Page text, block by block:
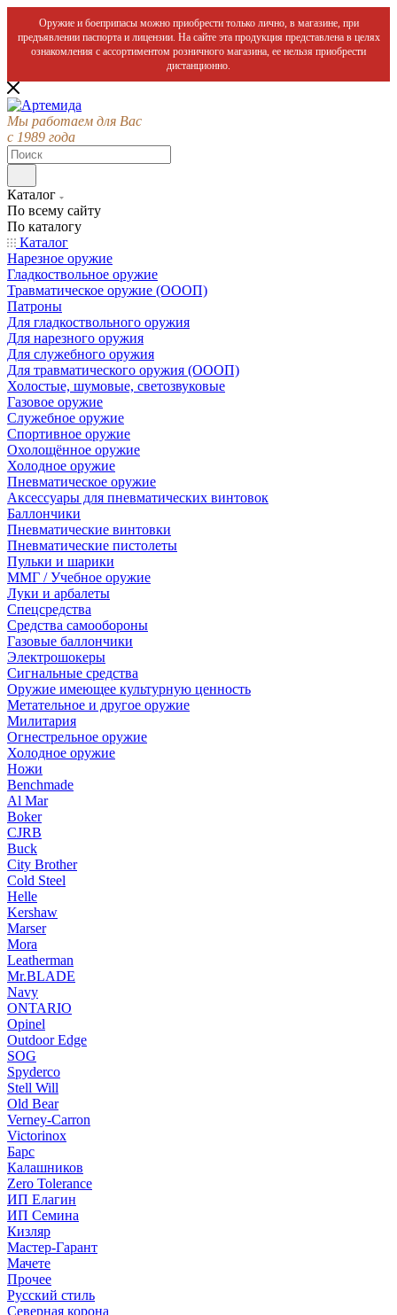
Оружие и боеприпасы можно приобрести только лично, в магазине, при
предъявлении паспорта и лицензии. На сайте эта продукция представлена в целях
ознакомления с ассортиментом розничного магазина, ее нельзя приобрести
дистанционно.
Мы работаем для Вас
с 1989 года
Каталог
По всему сайту
По каталогу
Каталог
Нарезное оружие
Гладкоствольное оружие
Травматическое оружие (ОООП)
Патроны
Для гладкоствольного оружия
Для нарезного оружия
Для служебного оружия
Для травматического оружия (ОООП)
Холостые, шумовые, светозвуковые
Газовое оружие
Служебное оружие
Спортивное оружие
Охолощённое оружие
Холодное оружие
Пневматическое оружие
Аксессуары для пневматических винтовок
Баллончики
Пневматические винтовки
Пневматические пистолеты
Пульки и шарики
ММГ / Учебное оружие
Луки и арбалеты
Спецсредства
Средства самообороны
Газовые баллончики
Электрошокеры
Сигнальные средства
Оружие имеющее культурную ценность
Метательное и другое оружие
Милитария
Огнестрельное оружие
Холодное оружие
Ножи
Benchmade
Al Mar
Boker
CJRB
Buck
City Brother
Cold Steel
Helle
Kershaw
Marser
Mora
Leatherman
Mr.BLADE
Navy
ONTARIO
Opinel
Outdoor Edge
SOG
Spyderco
Stell Will
Old Bear
Verney-Carron
Victorinox
Барс
Калашников
Zero Tolerance
ИП Елагин
ИП Семина
Кизляр
Мастер-Гарант
Мачете
Прочее
Русский стиль
Северная корона